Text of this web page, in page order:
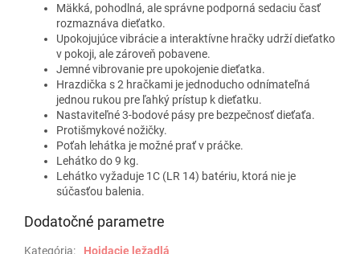
Mäkká, pohodlná, ale správne podporná sedaciu časť
rozmaznáva dieťatko.
Upokojujúce vibrácie a interaktívne hračky udrží dieťatko
v pokoji, ale zároveň pobavene.
Jemné vibrovanie pre upokojenie dieťatka.
Hrazdička s 2 hračkami je jednoducho odnímateľná
jednou rukou pre ľahký prístup k dieťatku.
Nastaviteľné 3-bodové pásy pre bezpečnosť dieťaťa.
Protišmykové nožičky.
Poťah lehátka je možné prať v práčke.
Lehátko do 9 kg.
Lehátko vyžaduje 1C (LR 14) batériu, ktorá nie je
súčasťou balenia.
Dodatočné parametre
Kategória:
Hojdacie ležadlá